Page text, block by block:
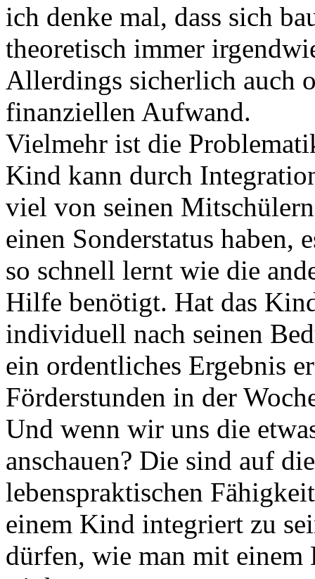
ich denke mal, dass sich
theoretisch immer
Allerdings sicherlich auch
finanziellen Aufwand.
Vielmehr ist die
Kind kann durch
viel von seinen
einen Sonderstatus haben,
so schnell lernt wie die
Hilfe benötigt. Hat das
individuell nach seinen
ein ordentliches Ergebnis
Förderstunden in der
Und wenn wir uns die
anschauen? Die sind auf
lebenspraktischen
einem Kind integriert zu
dürfen, wie man mit einem